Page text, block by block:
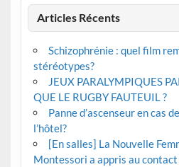
Articles Récents
Schizophrénie : quel film
stéréotypes?
JEUX PARALYMPIQUES
QUE LE RUGBY FAUTEUIL ?
Panne d’ascenseur en cas
l’hôtel?
[En salles] La Nouvelle
Montessori a appris au contact